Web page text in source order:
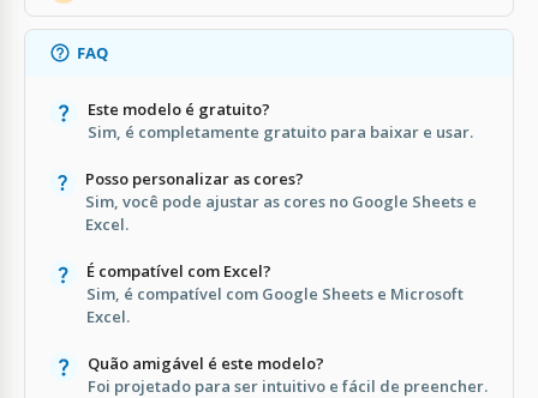
FAQ
Este modelo é gratuito?
Sim, é completamente gratuito para baixar e usar.
Posso personalizar as cores?
Sim, você pode ajustar as cores no Google Sheets e
Excel.
É compatível com Excel?
Sim, é compatível com Google Sheets e Microsoft
Excel.
Quão amigável é este modelo?
Foi projetado para ser intuitivo e fácil de preencher.